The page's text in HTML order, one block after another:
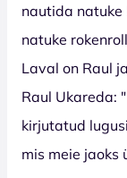
nautida natuke
natuke
Laval on Raul
Raul Ukareda:
kirjutatud
mis meie jaoks